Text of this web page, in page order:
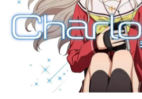
解説を掲載。約20年の歴史が一
若ゲのいたり〜ゲームク
『うつヌケ』『ペンと箸』等で
一先生によるゲーム業界レポー
なんでゲームは面白い？
ゲーム開発者・hamatsu氏がゲ
具体的な形から解き明かしてい
です。